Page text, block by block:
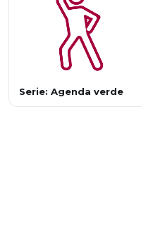
Serie: Agenda verde